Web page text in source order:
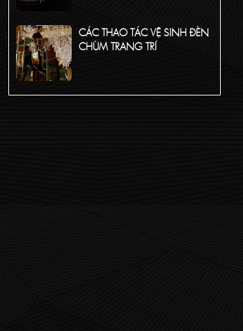
CÁC THAO TÁC VỆ SINH ĐÈN
CHÙM TRANG TRÍ